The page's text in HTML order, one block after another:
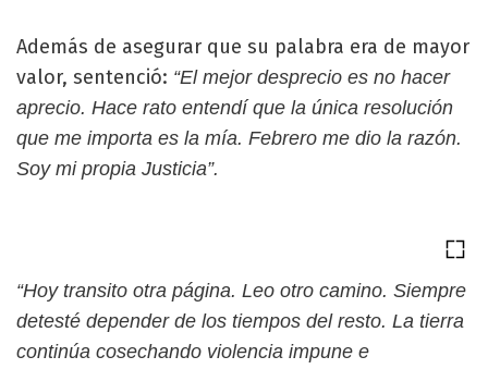
Además de asegurar que su palabra era de mayor
valor, sentenció: “El mejor desprecio es no hacer
aprecio. Hace rato entendí que la única resolución
que me importa es la mía. Febrero me dio la razón.
Soy mi propia Justicia”.
“Hoy transito otra página. Leo otro camino. Siempre
detesté depender de los tiempos del resto. La tierra
continúa cosechando violencia impune e